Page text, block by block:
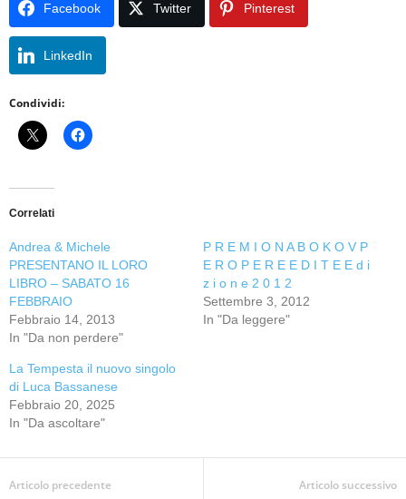
Facebook Twitter Pinterest
LinkedIn
Condividi:
Correlati
Andrea & Michele
PRESENTANO IL LORO
LIBRO – SABATO 16
FEBBRAIO
Febbraio 14, 2013
In "Da non perdere"
P R E M I O N A B O K O V P
E R O P E R E E D I T E E d i
z i o n e 2 0 1 2
Settembre 3, 2012
In "Da leggere"
La Tempesta il nuovo singolo
di Luca Bassanese
Febbraio 20, 2025
In "Da ascoltare"
Articolo precedente Articolo successivo